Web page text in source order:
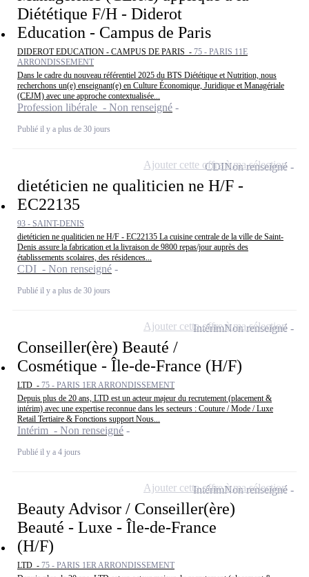
Diététique F/H - Diderot
Education - Campus de Paris
DIDEROT EDUCATION - CAMPUS DE PARIS - 75 - PARIS 11E
ARRONDISSEMENT
Dans le cadre du nouveau référentiel 2025 du BTS Diététique et Nutrition, nous
recherchons un(e) enseignant(e) en Culture Économique, Juridique et Managériale
(CEJM) avec une approche contextualisée...
Profession libérale - Non renseigné
Publié il y a plus de 30 jours
dietéticien ne qualiticien ne H/F -
EC22135
93 - SAINT-DENIS
dietéticien ne qualiticien ne H/F - EC22135 La cuisine centrale de la ville de Saint-
Denis assure la fabrication et la livraison de 9800 repas/jour auprès des
établissements scolaires, des résidences...
CDI - Non renseigné
Publié il y a plus de 30 jours
CDINon renseigné
Ajouter cette offre à ma sélection
Conseiller(ère) Beauté /
Cosmétique - Île-de-France (H/F)
LTD - 75 - PARIS 1ER ARRONDISSEMENT
Depuis plus de 20 ans, LTD est un acteur majeur du recrutement (placement &
intérim) avec une expertise reconnue dans les secteurs : Couture / Mode / Luxe
Retail Tertiaire & Fonctions support Nous...
Intérim - Non renseigné
Publié il y a 4 jours
IntérimNon renseigné
Ajouter cette offre à ma sélection
Beauty Advisor / Conseiller(ère)
Beauté - Luxe - Île-de-France
(H/F)
LTD - 75 - PARIS 1ER ARRONDISSEMENT
IntérimNon renseigné
Ajouter cette offre à ma sélection